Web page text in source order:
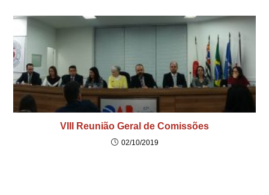
VIII Reunião Geral de Comissões
02/10/2019